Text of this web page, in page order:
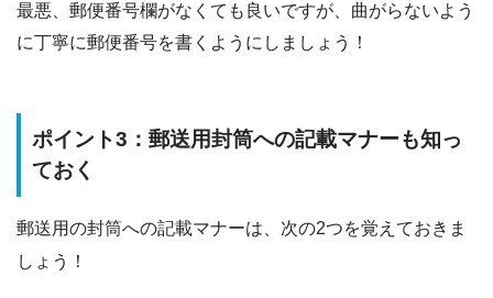
最悪、郵便番号欄がなくても良いですが、 曲がらないよう
に丁寧に郵便番号を書くようにしましょう！
ポイント3：郵送用封筒への記載マナーも知っ
ておく
郵送用の封筒への記載マナーは、次の2つを覚えておきま
しょう！